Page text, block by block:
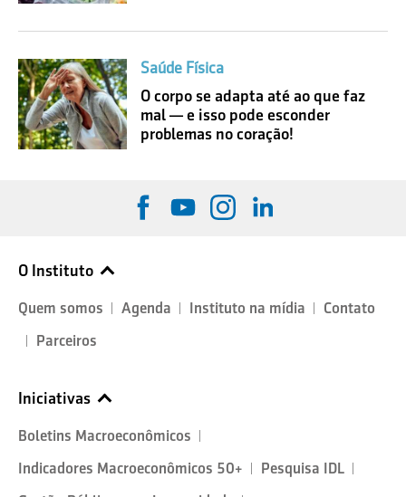
Saúde Física
O corpo se adapta até ao que faz
mal — e isso pode esconder
problemas no coração!
O Instituto
Quem somos Agenda Instituto na mídia
Contato
Parceiros
Iniciativas
Boletins Macroeconômicos
Indicadores Macroeconômicos 50+
Pesquisa IDL